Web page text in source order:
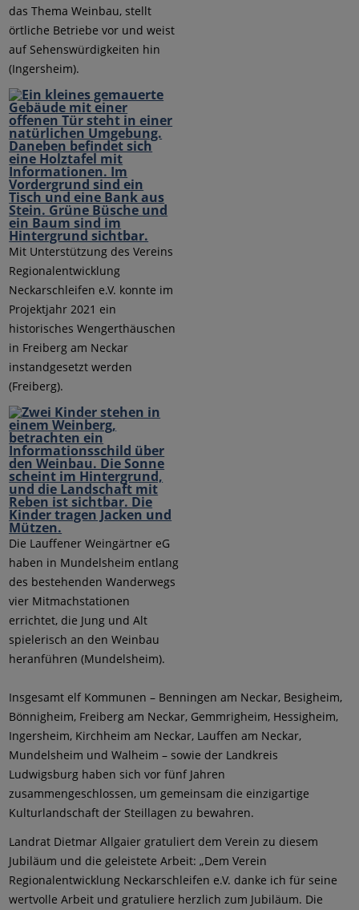
das Thema Weinbau, stellt
örtliche Betriebe vor und weist
auf Sehenswürdigkeiten hin
(Ingersheim).
Mit Unterstützung des Vereins
Regionalentwicklung
Neckarschleifen e.V. konnte im
Projektjahr 2021 ein
historisches Wengerthäuschen
in Freiberg am Neckar
instandgesetzt werden
(Freiberg).
Die Lauffener Weingärtner eG
haben in Mundelsheim entlang
des bestehenden Wanderwegs
vier Mitmachstationen
errichtet, die Jung und Alt
spielerisch an den Weinbau
heranführen (Mundelsheim).
Insgesamt elf Kommunen – Benningen am Neckar, Besigheim,
Bönnigheim, Freiberg am Neckar, Gemmrigheim, Hessigheim,
Ingersheim, Kirchheim am Neckar, Lauffen am Neckar,
Mundelsheim und Walheim – sowie der Landkreis
Ludwigsburg haben sich vor fünf Jahren
zusammengeschlossen, um gemeinsam die einzigartige
Kulturlandschaft der Steillagen zu bewahren.
Landrat Dietmar Allgaier gratuliert dem Verein zu diesem
Jubiläum und die geleistete Arbeit: „Dem Verein
Regionalentwicklung Neckarschleifen e.V. danke ich für seine
wertvolle Arbeit und gratuliere herzlich zum Jubiläum. Die